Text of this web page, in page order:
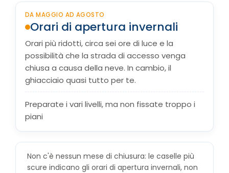
DA MAGGIO AD AGOSTO
Orari di apertura invernali
Orari più ridotti, circa sei ore di luce e la
possibilità che la strada di accesso venga
chiusa a causa della neve. In cambio, il
ghiacciaio quasi tutto per te.
Preparate i vari livelli, ma non fissate troppo i
piani
Non c'è nessun mese di chiusura: le caselle più
scure indicano gli orari di apertura invernali, non